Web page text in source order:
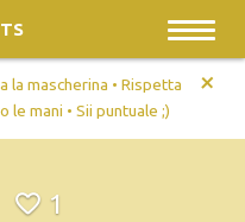
la mascherina • Rispetta
le mani • Sii puntuale ;)
+
1